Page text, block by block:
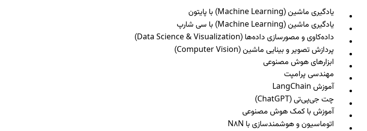
یادگیری ماشین (Machine Learning) با پایتون
یادگیری ماشین (Machine Learning) با سی شارپ
داده‌کاوی و مصورسازی داده‌ها (Data Science & Visualization)
پردازش تصویر و بینایی ماشین (Computer Vision)
ابزارهای هوش مصنوعی
مهندسی پرامپت
آموزش LangChain
چت جی‌پی‌تی (ChatGPT)
آموزش با کمک هوش مصنوعی
اتوماسیون و هوشمندسازی با N8N